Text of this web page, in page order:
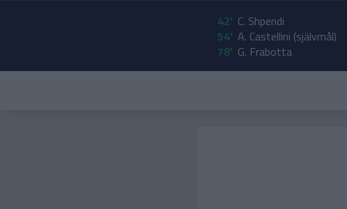
42' C. Shpendi
54' A. Castellini (självmål)
78' G. Frabotta